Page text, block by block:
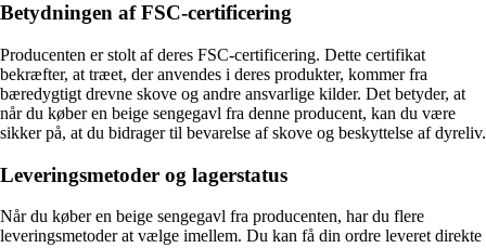
Betydningen af FSC-certificering
Producenten er stolt af deres FSC-certificering. Dette certifikat
bekræfter, at træet, der anvendes i deres produkter, kommer fra
bæredygtigt drevne skove og andre ansvarlige kilder. Det betyder, at
når du køber en beige sengegavl fra denne producent, kan du være
sikker på, at du bidrager til bevarelse af skove og beskyttelse af dyreliv.
Leveringsmetoder og lagerstatus
Når du køber en beige sengegavl fra producenten, har du flere
leveringsmetoder at vælge imellem. Du kan få din ordre leveret direkte